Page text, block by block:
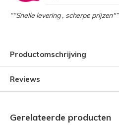
““Snelle levering , scherpe prijzen"”
Productomschrijving
Reviews
Gerelateerde producten